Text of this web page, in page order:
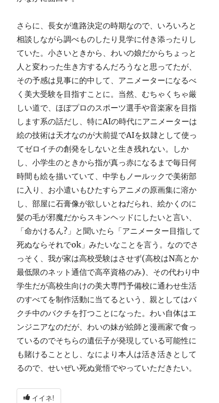
さらに、長女が進路決定の時期なので、いろいろと
相談しながら調べものしたり見学に付き添ったりし
ていた。小さいときから、わいの娘だからちょっと
人と変わった生き方するんだろうなと思ってたが、
その予感は見事に的中して、アニメーターになるべ
く美大受験を目指すことに。当然、むちゃくちゃ厳
しい道で、ほぼプロのスポーツ選手や音楽家を目指
します系の話だし、特にAIの時代にアニメーターは
絵の技術は天才なのが大前提でAIを奴隷として使っ
てゼロイチの創発をしないと生き残れない。しか
し、小学生のときから指が真っ赤になるまで毎日何
時間も絵を描いていて、中学もノールックで美術部
に入り、お小遣いもひたすらアニメの原画集に溶か
し、部屋に石膏像が欲しいとねだられ、絵かくのに
髪の毛が邪魔だからスキンヘッドにしたいと言い、
「命かけるん?」と聞いたら「アニメーター目指して
死ぬならそれでok」みたいなことを言う。なのでさ
っそく、我が家は高校受験はさせず(高校はN高とか
最低限のネット通信で高卒資格のみ)、その代わり中
学生だが高校生向けの美大専門予備校に通わせ生活
のすべてを制作活動に当てるという、親としてはバ
クチ中のバクチを打つことになった。わい自体はエ
ンジニアなのだが、わいの妹が絵師と漫画家で食っ
ているのでそちらの遺伝子が発現している可能性に
も賭けることとし、なにより本人は活き活きとして
るので、せいぜい死ぬ覚悟でやっていただきたい。
イイネ!